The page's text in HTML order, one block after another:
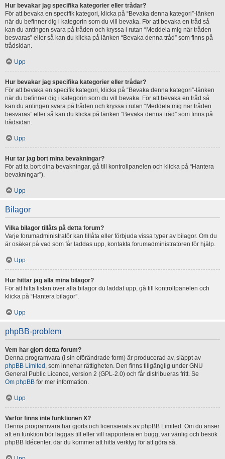
Hur bevakar jag specifika kategorier eller trådar?
För att bevaka en specifik kategori, klicka på “Bevaka denna kategori”-länken
när du befinner dig i kategorin som du vill bevaka. För att bevaka en tråd så
kan du antingen svara på tråden och kryssa i rutan “Meddela mig när tråden
besvaras” eller så kan du klicka på länken “Bevaka denna tråd” som finns på
trådsidan.
Upp
Hur bevakar jag specifika kategorier eller trådar?
För att bevaka en specifik kategori, klicka på “Bevaka denna kategori”-länken
när du befinner dig i kategorin som du vill bevaka. För att bevaka en tråd så
kan du antingen svara på tråden och kryssa i rutan “Meddela mig när tråden
besvaras” eller så kan du klicka på länken “Bevaka denna tråd” som finns på
trådsidan.
Upp
Hur tar jag bort mina bevakningar?
För att ta bort dina bevakningar, gå till kontrollpanelen och klicka på “Hantera
bevakningar”).
Upp
Bilagor
Vilka bilagor tillåts på detta forum?
Varje forumadministratör kan tillåta eller förbjuda vissa typer av bilagor. Om du
är osäker på vad som får laddas upp, kontakta forumadministratören för hjälp.
Upp
Hur hittar jag alla mina bilagor?
För att hitta listan över alla bilagor du laddat upp, gå till kontrollpanelen och
klicka på “Hantera bilagor”.
Upp
phpBB-problem
Vem har gjort detta forum?
Denna programvara (i sin oförändrade form) är producerad av, släppt av
phpBB Limited , som innehar rättigheten. Den finns tillgänglig under GNU
General Public Licence, version 2 (GPL-2.0) och får distribueras fritt. Se
Om phpBB för mer information.
Upp
Varför finns inte funktionen X?
Denna programvara har gjorts och licensierats av phpBB Limited. Om du anser
att en funktion bör läggas till eller vill rapportera en bugg, var vänlig och besök
phpBB Idécenter, där du kommer att hitta verktyg för att göra så.